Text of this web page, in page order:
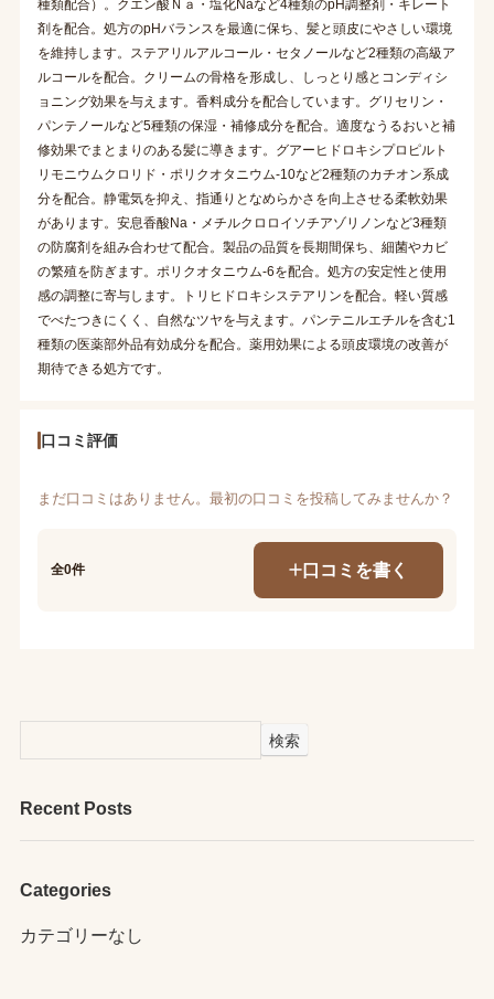
種類配合）。クエン酸Ｎａ・塩化Naなど4種類のpH調整剤・キレート
剤を配合。処方のpHバランスを最適に保ち、髪と頭皮にやさしい環境
を維持します。ステアリルアルコール・セタノールなど2種類の高級ア
ルコールを配合。クリームの骨格を形成し、しっとり感とコンディシ
ョニング効果を与えます。香料成分を配合しています。グリセリン・
パンテノールなど5種類の保湿・補修成分を配合。適度なうるおいと補
修効果でまとまりのある髪に導きます。グアーヒドロキシプロピルト
リモニウムクロリド・ポリクオタニウム-10など2種類のカチオン系成
分を配合。静電気を抑え、指通りとなめらかさを向上させる柔軟効果
があります。安息香酸Na・メチルクロロイソチアゾリノンなど3種類
の防腐剤を組み合わせて配合。製品の品質を長期間保ち、細菌やカビ
の繁殖を防ぎます。ポリクオタニウム-6を配合。処方の安定性と使用
感の調整に寄与します。トリヒドロキシステアリンを配合。軽い質感
でべたつきにくく、自然なツヤを与えます。パンテニルエチルを含む1
種類の医薬部外品有効成分を配合。薬用効果による頭皮環境の改善が
期待できる処方です。
口コミ評価
まだ口コミはありません。最初の口コミを投稿してみませんか？
全0件 口コミを書く
検索
Recent Posts
Categories
カテゴリーなし